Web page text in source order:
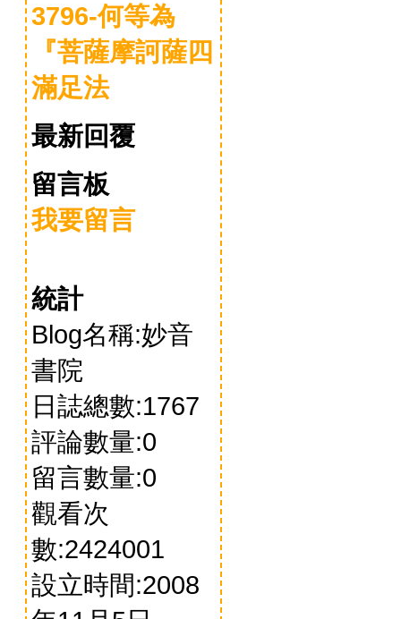
3796-何等為
『菩薩摩訶薩四
滿足法
最新回覆
留言板
我要留言
統計
Blog名稱:妙音
書院
日誌總數:1767
評論數量:0
留言數量:0
觀看次
數:2424001
設立時間:2008